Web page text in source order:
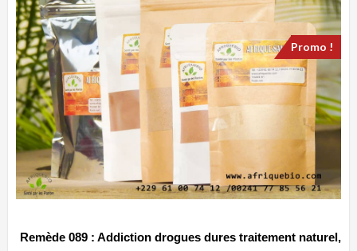
Promo !
Remède 089 : Addiction drogues dures traitement naturel,